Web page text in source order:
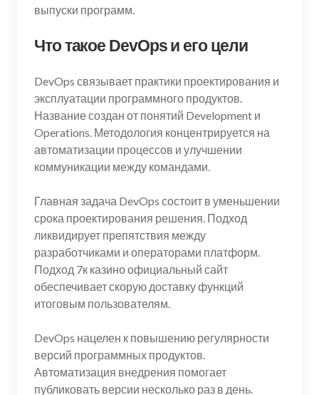
выпуски программ.
Что такое DevOps и его цели
DevOps связывает практики проектирования и
эксплуатации программного продуктов.
Название создан от понятий Development и
Operations. Методология концентрируется на
автоматизации процессов и улучшении
коммуникации между командами.
Главная задача DevOps состоит в уменьшении
срока проектирования решения. Подход
ликвидирует препятствия между
разработчиками и операторами платформ.
Подход 7к казино официальный сайт
обеспечивает скорую доставку функций
итоговым пользователям.
DevOps нацелен к повышению регулярности
версий программных продуктов.
Автоматизация внедрения помогает
публиковать версии несколько раз в день.